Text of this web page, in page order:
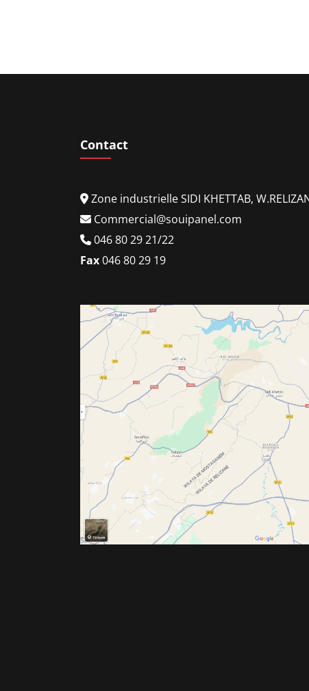
Contact
Zone industrielle SIDI KHETTAB,
Commercial@souipanel.com
046 80 29 21/22
Fax046 80 29 19